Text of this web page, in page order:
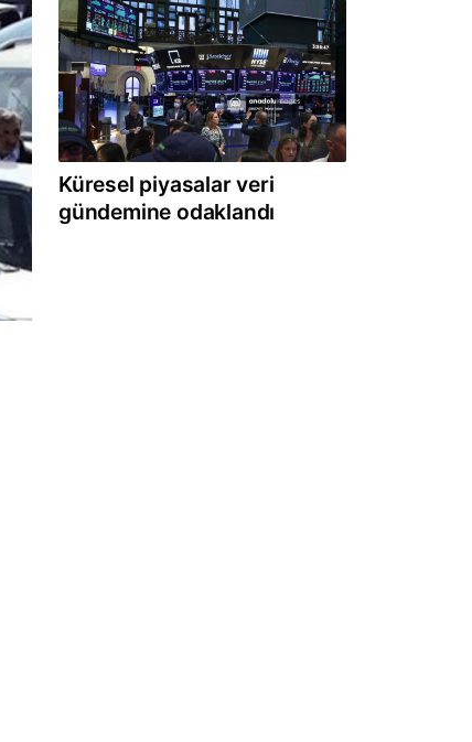
Küresel piyasalar veri
gündemine odaklandı